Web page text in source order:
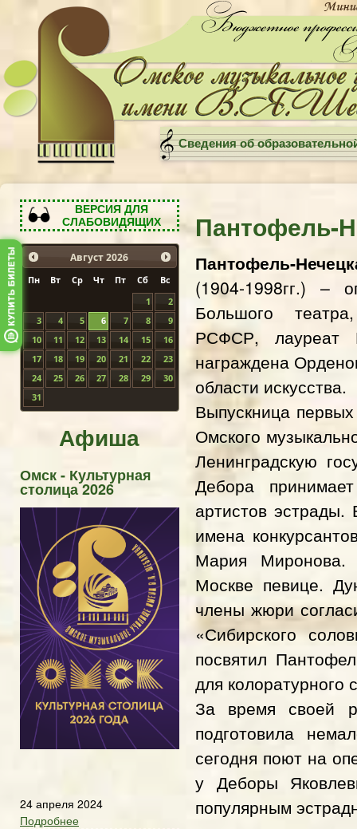
Сведения об
ВЕРСИЯ ДЛЯ
СЛАБОВИДЯЩИХ
Август 2026
Пн Вт Ср Чт Пт Сб
Вс
1
2
3
4 5 6 7 8
9
10
11 12 13 14 15
16
17
18 19 20 21 22
23
24
25 26 27 28 29
30
31
Афиша
Омск - Культурная
столица 2026
24 апреля 2024
Подробнее
Пантофель-
Пантофель-
(1904-1998гг.) –
Большого
РСФСР, лауреат
награждена
области искусства.
Выпускница
Омского
Ленинградскую
Дебора
артистов
имена
Мария Миронова.
Москве певице.
члены жюри
«Сибирского
посвятил
для колоратурного
За время своей
подготовила
сегодня поют на
у Деборы
популярным